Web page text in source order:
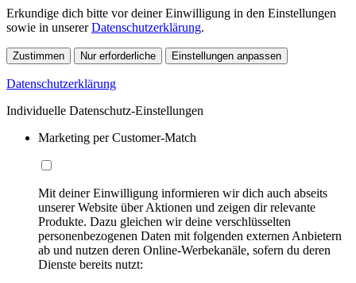
Erkundige dich bitte vor deiner Einwilligung in den Einstellungen
sowie in unsererDatenschutzerklärung.
Zustimmen Nur erforderliche Einstellungen anpassen
Datenschutzerklärung
Individuelle Datenschutz-Einstellungen
Marketing per Customer-Match
Mit deiner Einwilligung informieren wir dich auch abseits
unserer Website über Aktionen und zeigen dir relevante
Produkte. Dazu gleichen wir deine verschlüsselten
personenbezogenen Daten mit folgenden externen Anbietern
ab und nutzen deren Online-Werbekanäle, sofern du deren
Dienste bereits nutzt: